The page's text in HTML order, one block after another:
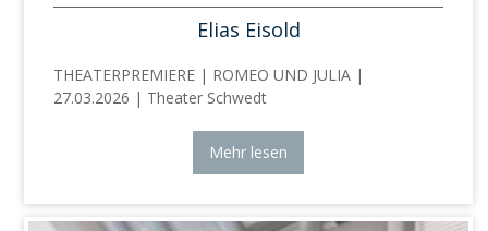
Elias Eisold
THEATERPREMIERE | ROMEO UND JULIA |
27.03.2026 | Theater Schwedt
Mehr lesen